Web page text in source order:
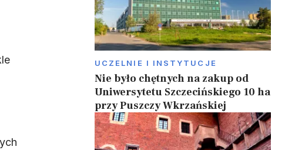
UCZELNIE I INSTYTUCJE
Nie było chętnych na zakup od
Uniwersytetu Szczecińskiego 10 ha
przy Puszczy Wkrzańskiej